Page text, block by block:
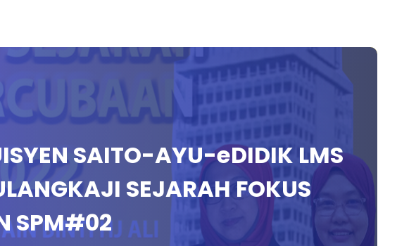
SAITO-AYU-eDIDIK LMS
SEJARAH FOKUS
SPM#02